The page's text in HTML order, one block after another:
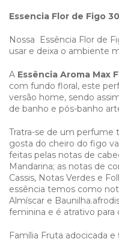
Essencia Flor de Figo
Nossa Essência Flor de
usar e deixa o ambiente
A Essência Aroma Max
com fundo floral, este
versão home, sendo
de banho e pós-banho
Tratra-se de um
gosta do cheiro do figo
feitas pelas notas de
Mandarina; as notas de
Cassis, Notas Verdes e
essência temos como
Almíscar e
feminina e é atrativo para
Família Fruta adocicada e